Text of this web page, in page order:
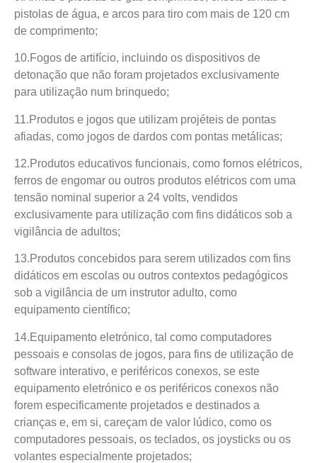
pistolas de água, e arcos para tiro com mais de 120 cm
de comprimento;
10.Fogos de artifício, incluindo os dispositivos de
detonação que não foram projetados exclusivamente
para utilização num brinquedo;
11.Produtos e jogos que utilizam projéteis de pontas
afiadas, como jogos de dardos com pontas metálicas;
12.Produtos educativos funcionais, como fornos elétricos,
ferros de engomar ou outros produtos elétricos com uma
tensão nominal superior a 24 volts, vendidos
exclusivamente para utilização com fins didáticos sob a
vigilância de adultos;
13.Produtos concebidos para serem utilizados com fins
didáticos em escolas ou outros contextos pedagógicos
sob a vigilância de um instrutor adulto, como
equipamento científico;
14.Equipamento eletrónico, tal como computadores
pessoais e consolas de jogos, para fins de utilização de
software interativo, e periféricos conexos, se este
equipamento eletrónico e os periféricos conexos não
forem especificamente projetados e destinados a
crianças e, em si, careçam de valor lúdico, como os
computadores pessoais, os teclados, os joysticks ou os
volantes especialmente projetados;